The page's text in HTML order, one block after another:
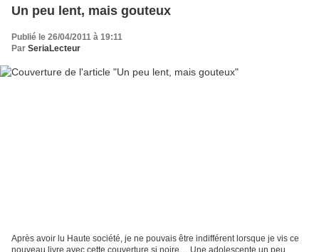
Un peu lent, mais gouteux
Publié le 26/04/2011 à 19:11
Par SeriaLecteur
Après avoir lu Haute société, je ne pouvais être indifférent lorsque je vis ce
nouveau livre avec cette couverture si noire… Une adolescente un peu